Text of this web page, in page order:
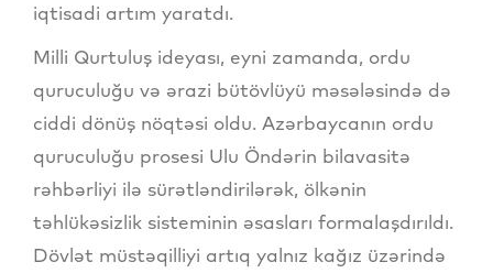
iqtisadi artım yaratdı.
Milli Qurtuluş ideyası, eyni zamanda, ordu
quruculuğu və ərazi bütövlüyü məsələsində də
ciddi dönüş nöqtəsi oldu. Azərbaycanın ordu
quruculuğu prosesi Ulu Öndərin bilavasitə
rəhbərliyi ilə sürətləndirilərək, ölkənin
təhlükəsizlik sisteminin əsasları formalaşdırıldı.
Dövlət müstəqilliyi artıq yalnız kağız üzərində